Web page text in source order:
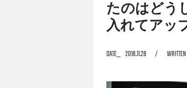
「Instagramといえばスマホ
たのはどう
入れてアッ
DATE 2018.11.28